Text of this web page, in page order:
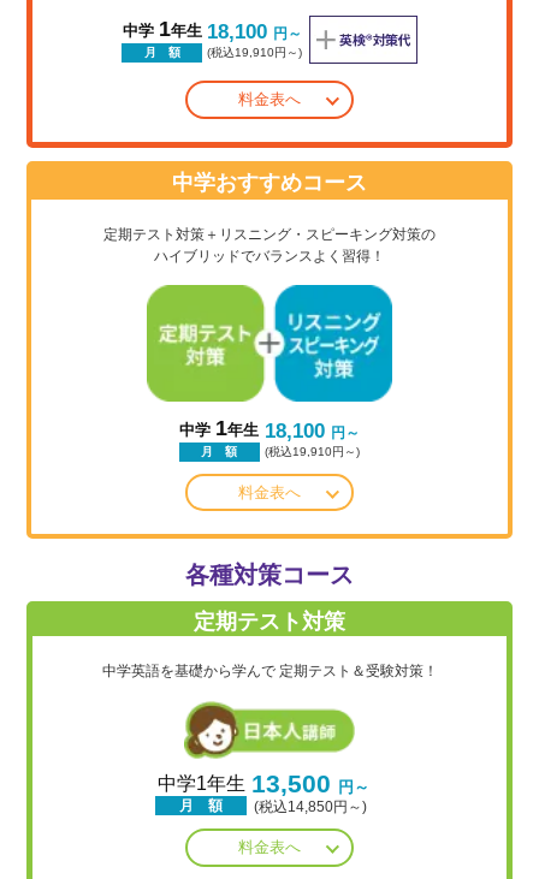
中学 1年生
月 額
18,100 円～
(税込19,910円～)
料金表へ
中学おすすめコース
定期テスト対策＋リスニング・スピーキング対策の
ハイブリッドでバランスよく習得！
中学 1年生
月 額
18,100 円～
(税込19,910円～)
料金表へ
各種対策コース
定期テスト対策
中学英語を基礎から学んで 定期テスト＆受験対策！
中学1年生
月 額
13,500 円～
(税込14,850円～)
料金表へ